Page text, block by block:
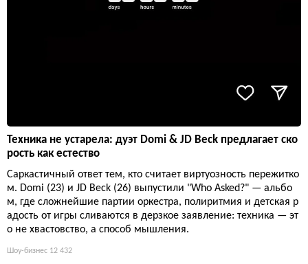
Техника не устарела: дуэт Domi & JD Beck предлагает ско
рость как естество
Саркастичный ответ тем, кто считает виртуозность пережитко
м. Domi (23) и JD Beck (26) выпустили "Who Asked?" — альбо
м, где сложнейшие партии оркестра, полиритмия и детская р
адость от игры сливаются в дерзкое заявление: техника — эт
о не хвастовство, а способ мышления.
Шоу-бизнес 12 432